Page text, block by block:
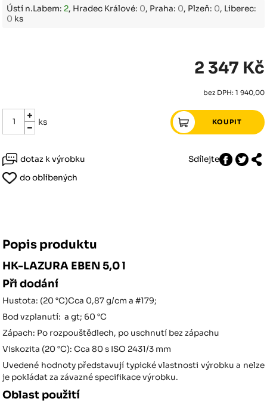
Ústí n.Labem: 2, Hradec Králové: 0, Praha: 0, Plzeň: 0, Liberec:
0 ks
2 347 Kč
bez DPH: 1 940,00
ks
dotaz k výrobku
Sdílejte
do oblíbených
Popis produktu
HK-LAZURA EBEN 5,0 l
Při dodání
Hustota: (20 °C)Cca 0,87 g/cm a #179;
Bod vzplanutí: a gt; 60 °C
Zápach: Po rozpouštědlech, po uschnutí bez zápachu
Viskozita (20 °C): Cca 80 s ISO 2431/3 mm
Uvedené hodnoty představují typické vlastnosti výrobku a nelze
je pokládat za závazné specifikace výrobku.
Oblast použití